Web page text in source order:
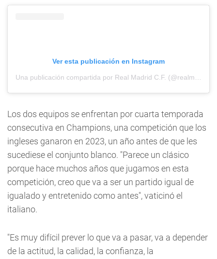
Ver esta publicación en Instagram
Los dos equipos se enfrentan por cuarta temporada
consecutiva en Champions, una competición que los
ingleses ganaron en 2023, un año antes de que les
sucediese el conjunto blanco. "Parece un clásico
porque hace muchos años que jugamos en esta
competición, creo que va a ser un partido igual de
igualado y entretenido como antes", vaticinó el
italiano.
"Es muy difícil prever lo que va a pasar, va a depender
de la actitud, la calidad, la confianza, la